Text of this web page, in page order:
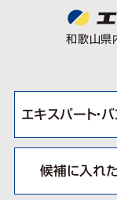
和歌⼭県
エキスパート・
候補に入れ